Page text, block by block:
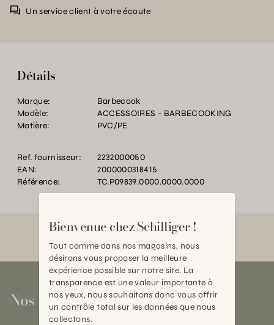
Un service client à votre écoute
Détails
Marque:
Barbecook
Modèle:
ACCESSOIRES - BARBECOOKING
Matière:
PVC/PE
Ref. fournisseur:
2232000050
EAN:
2000000318415
Référence:
TC.P09839.0000.0000.0000
Nos magasins
Bienvenue chez Schilliger !
Tout comme dans nos magasins, nous
désirons vous proposer la meilleure
expérience possible sur notre site. La
transparence est une valeur importante à
nos yeux, nous souhaitons donc vous offrir
un contrôle total sur les données que nous
collectons.